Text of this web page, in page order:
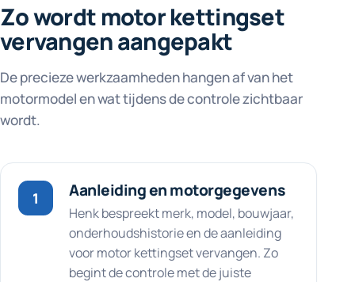
Zo wordt motor kettingset
vervangen aangepakt
De precieze werkzaamheden hangen af van het
motormodel en wat tijdens de controle zichtbaar
wordt.
1 Aanleiding en motorgegevens
Henk bespreekt merk, model, bouwjaar,
onderhoudshistorie en de aanleiding
voor motor kettingset vervangen. Zo
begint de controle met de juiste